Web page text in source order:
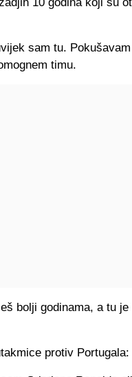
sam tu.
timu.
bolji godinama, a tu je
protiv Portugala: